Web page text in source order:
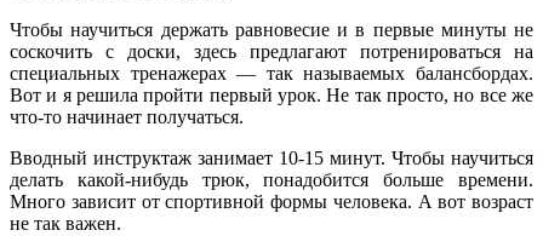
Чтобы научиться держать равновесие и в первые минуты не
соскочить с доски, здесь предлагают потренироваться на
специальных тренажерах — так называемых балансбордах.
Вот и я решила пройти первый урок. Не так просто, но все же
что-то начинает получаться.
Вводный инструктаж занимает 10-15 минут. Чтобы научиться
делать какой-нибудь трюк, понадобится больше времени.
Много зависит от спортивной формы человека. А вот возраст
не так важен.